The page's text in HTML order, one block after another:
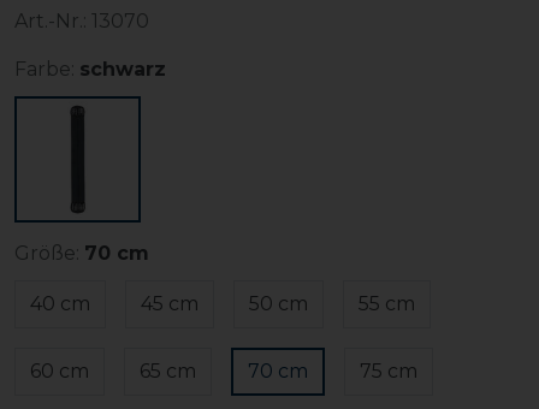
Art.-Nr.: 13070
Farbe: schwarz
Größe: 70 cm
40 cm 45 cm 50 cm 55 cm
60 cm 65 cm 70 cm 75 cm